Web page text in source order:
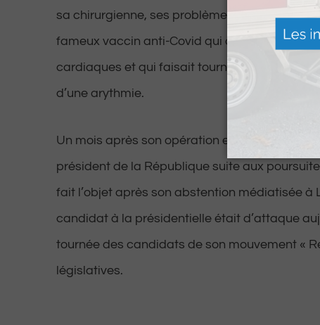
sa chirurgienne, ses problèmes provenaient
fameux vaccin anti-Covid qui a déréglé les
cardiaques et qui faisait tourner le sang à
d’une arythmie.
Un mois après son opération et après avoir
président de la République suite aux
fait l’objet après son abstention médiatisée à
candidat à la présidentielle était d’attaque
tournée des candidats de son mouvement «
législatives.